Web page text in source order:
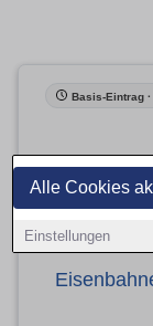
Alle Cookies
Einstellungen
Basis-Eintrag